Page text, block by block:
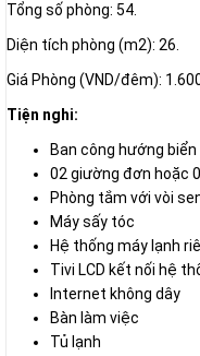
Tổng số phòng: 54.
Diện tích phòng (m2): 26.
Giá Phòng (VND/đêm):
Tiện nghi:
Ban công hướng biển
02 giường đơn hoặc
Phòng tắm với vòi
Máy sấy tóc
Hệ thống máy lạnh
Tivi LCD kết nối hệ
Internet không dây
Bàn làm việc
Tủ lạnh